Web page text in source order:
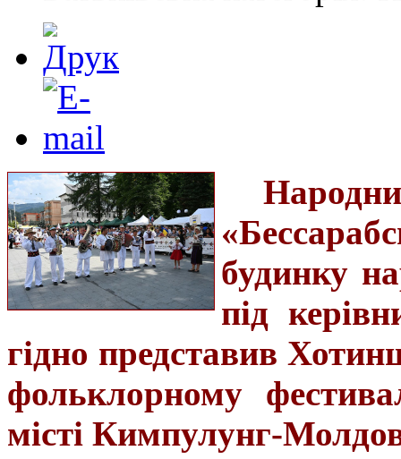
будинку
під
гідно представив
фольклорному
місті Кимпулунг-